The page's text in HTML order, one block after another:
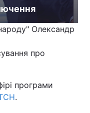
Олександр
про
програми
.